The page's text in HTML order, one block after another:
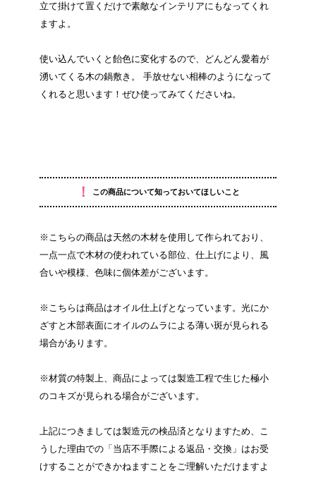
立て掛けて置くだけで素敵なインテリアにもなってくれ
ますよ。
使い込んでいくと飴色に変化するので、どんどん愛着が
湧いてくる木の鍋敷き。 手放せない相棒のようになって
くれると思います！ぜひ使ってみてくださいね。
！ この商品について知っておいてほしいこと
※こちらの商品は天然の木材を使用して作られており、
一点一点で木材の使われている部位、仕上げにより、風
合いや模様、色味に個体差がございます。
※こちらは商品はオイル仕上げとなっています。光にか
ざすと木部表面にオイルのムラによる薄い斑が見られる
場合があります。
※材質の特製上、商品によっては製造工程で生じた極小
のコキズが見られる場合がございます。
上記につきましては製造元の検品済となりますため、こ
うした理由での「当店不手際による返品・交換」はお受
けすることができかねますことをご理解いただけますよ